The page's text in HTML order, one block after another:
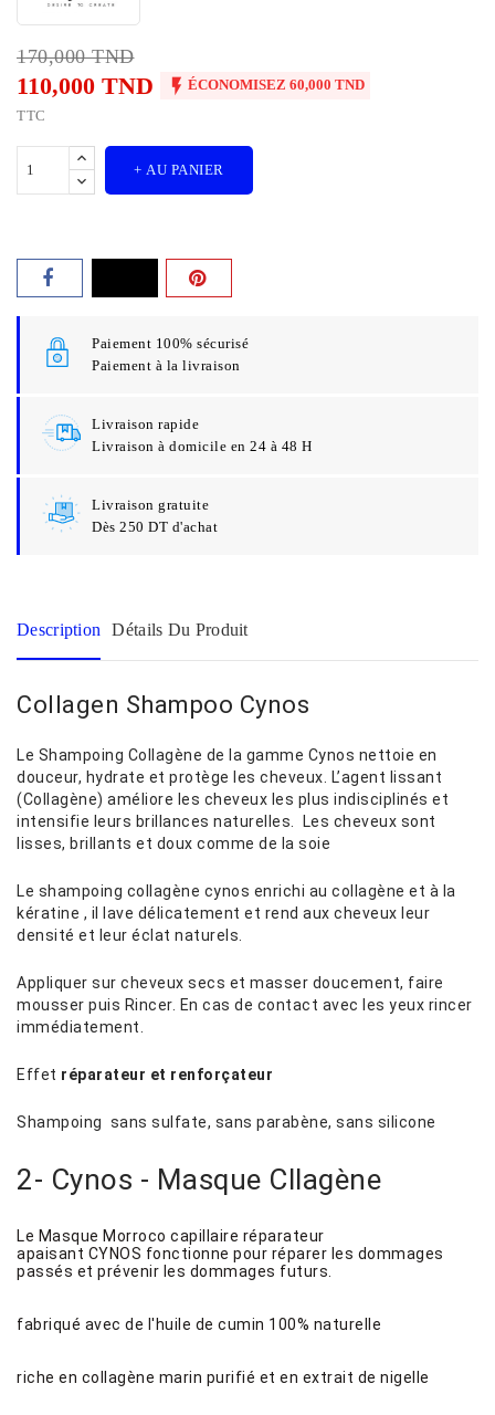
170,000 TND
110,000 TND  ÉCONOMISEZ 60,000 TND
TTC
+ AU PANIER
Paiement 100% sécurisé
Paiement à la livraison
Livraison rapide
Livraison à domicile en 24 à 48 H
Livraison gratuite
Dès 250 DT d'achat
Description Détails Du Produit
Collagen Shampoo Cynos
Le Shampoing Collagène de la gamme Cynos nettoie en
douceur, hydrate et protège les cheveux. L’agent lissant
(Collagène) améliore les cheveux les plus indisciplinés et
intensifie leurs brillances naturelles. Les cheveux sont
lisses, brillants et doux comme de la soie
Le shampoing collagène cynos enrichi au collagène et à la
kératine , il lave délicatement et rend aux cheveux leur
densité et leur éclat naturels.
Appliquer sur cheveux secs et masser doucement, faire
mousser puis Rincer. En cas de contact avec les yeux rincer
immédiatement.
Effet réparateur et renforçateur
Shampoing sans sulfate, sans parabène, sans silicone
2- Cynos - Masque Cllagène
Le Masque Morroco capillaire réparateur
apaisant CYNOS fonctionne pour réparer les dommages
passés et prévenir les dommages futurs.
fabriqué avec de l'huile de cumin 100% naturelle
riche en collagène marin purifié et en extrait de nigelle